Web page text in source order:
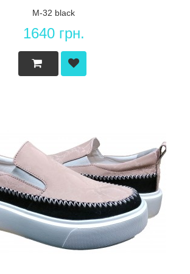
M-32 black
1640 грн.